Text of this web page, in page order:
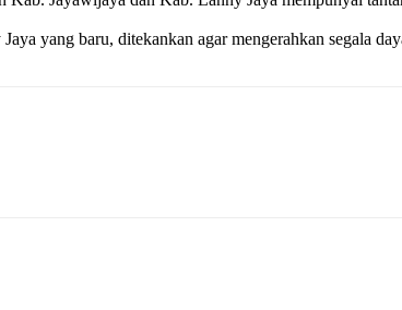
yang baru, ditekankan agar mengerahkan segala